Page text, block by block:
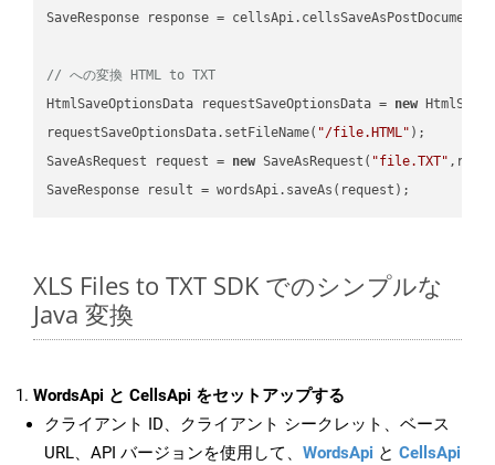
SaveResponse response =
// への変換 HTML to TXT
HtmlSaveOptionsData requestSaveOptionsData = new
requestSaveOptionsData.setFileName( "/file.HTML" );
SaveAsRequest request = new SaveAsRequest( "file.TXT"
XLS Files to TXT SDK でのシンプルな
Java 変換
WordsApi と CellsApi をセットアップする
クライアント ID、クライアント シークレット、ベース
URL、API バージョンを使用して、 WordsApi と CellsApi